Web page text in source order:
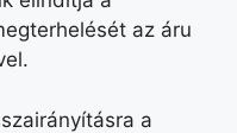
az áru
a